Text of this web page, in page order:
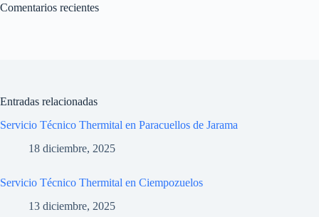
Comentarios recientes
Entradas relacionadas
Servicio Técnico Thermital en Paracuellos de Jarama
18 diciembre, 2025
Servicio Técnico Thermital en Ciempozuelos
13 diciembre, 2025